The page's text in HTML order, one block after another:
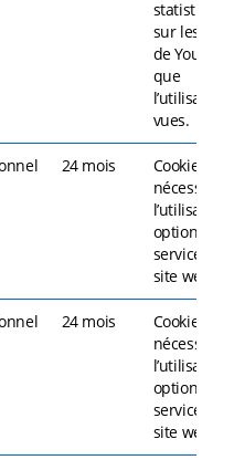
statistiques
sur les
de YouTube
que
l’utilisateur
vues.
24 mois
Cookie
nécessaire
l’utilisation
options et
services du
site web.
24 mois
Cookie
nécessaire
l’utilisation
options et
services du
site web.